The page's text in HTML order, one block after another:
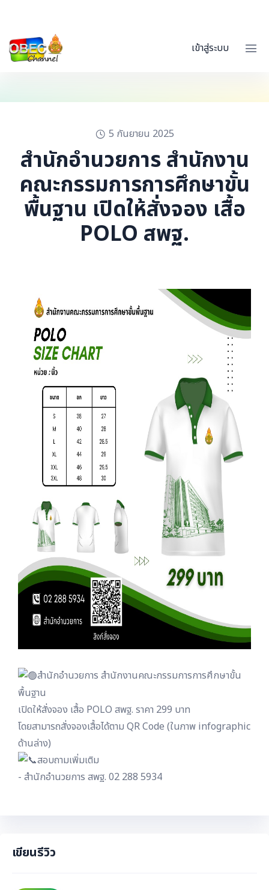
เข้าสู่ระบบ
5 กันยายน 2025
สำนักอำนวยการ สำนักงาน
คณะกรรมการการศึกษาขั้น
พื้นฐาน เปิดให้สั่งจอง เสื้อ
POLO สพฐ.
สำนักอำนวยการ สำนักงานคณะกรรมการการศึกษาขั้น
พื้นฐาน
เปิดให้สั่งจอง เสื้อ POLO สพฐ. ราคา 299 บาท
โดยสามารถสั่งจองเสื้อได้ตาม QR Code (ในภาพ infographic
ด้านล่าง)
สอบถามเพิ่มเติม
- สำนักอำนวยการ สพฐ. 02 288 5934
เขียนรีวิว